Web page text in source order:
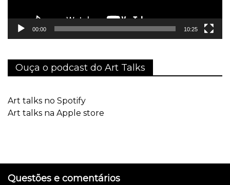
00:00 10:25
Ouça o podcast do Art Talks
Art talks no Spotify
Art talks na Apple store
Questões e comentários